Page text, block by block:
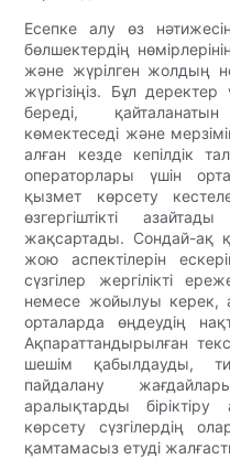
Есепке алу өз нәтижесін
бөлшектердің
және жүрілген жолдың
жүргізіңіз. Бұл деректер
береді,
көмектеседі және
алған кезде кепілдік
операторлары үшін
қызмет көрсету
өзгергіштікті
жақсартады. Сондай-ақ
жою аспектілерін
сүзгілер жергілікті
немесе жойылуы керек,
орталарда өңдеудің
Ақпараттандырылған
шешім қабылдауды,
пайдалану
аралықтарды
көрсету сүзгілердің
қамтамасыз етуді